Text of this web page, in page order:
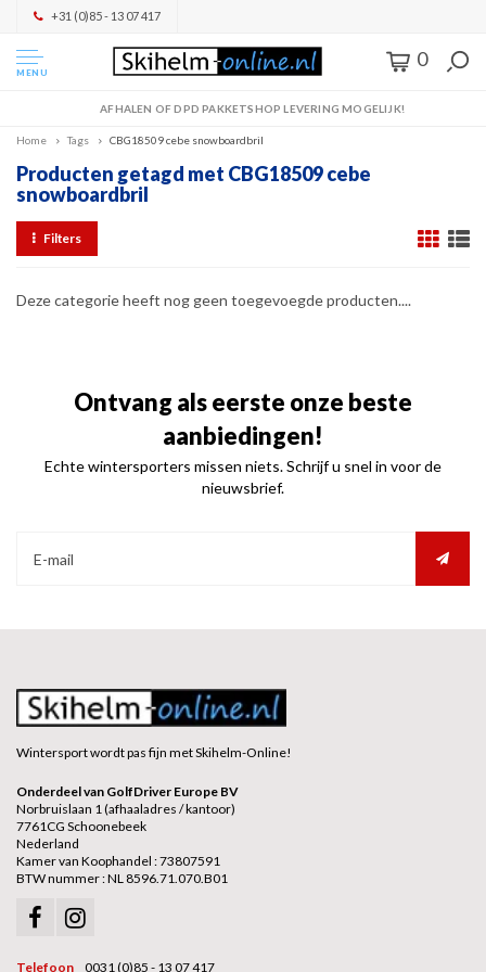
+31 (0)85 - 13 07 417
MENU
0
AFHALEN OF DPD PAKKETSHOP LEVERING MOGELIJK!
Home Tags CBG18509 cebe snowboardbril
Producten getagd met CBG18509 cebe
snowboardbril
Filters
Deze categorie heeft nog geen toegevoegde producten....
Ontvang als eerste onze beste
aanbiedingen!
Echte wintersporters missen niets. Schrijf u snel in voor de
nieuwsbrief.
Wintersport wordt pas fijn met Skihelm-Online!
Onderdeel van GolfDriver Europe BV
Norbruislaan 1 (afhaaladres / kantoor)
7761CG Schoonebeek
Nederland
Kamer van Koophandel : 73807591
BTW nummer : NL 8596.71.070.B01
Telefoon 0031 (0)85 - 13 07 417